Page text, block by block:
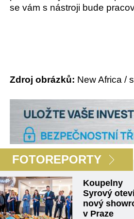
se vám s nástroji bude
Zdroj obrázků: New Africa /
FOTOREPORTY
Koupelny
Syrový
nový
v Praze